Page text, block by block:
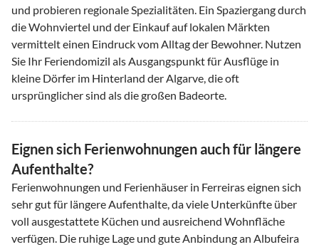
und probieren regionale Spezialitäten. Ein Spaziergang durch
die Wohnviertel und der Einkauf auf lokalen Märkten
vermittelt einen Eindruck vom Alltag der Bewohner. Nutzen
Sie Ihr Feriendomizil als Ausgangspunkt für Ausflüge in
kleine Dörfer im Hinterland der Algarve, die oft
ursprünglicher sind als die großen Badeorte.
Eignen sich Ferienwohnungen auch für längere
Aufenthalte?
Ferienwohnungen und Ferienhäuser in Ferreiras eignen sich
sehr gut für längere Aufenthalte, da viele Unterkünfte über
voll ausgestattete Küchen und ausreichend Wohnfläche
verfügen. Die ruhige Lage und gute Anbindung an Albufeira